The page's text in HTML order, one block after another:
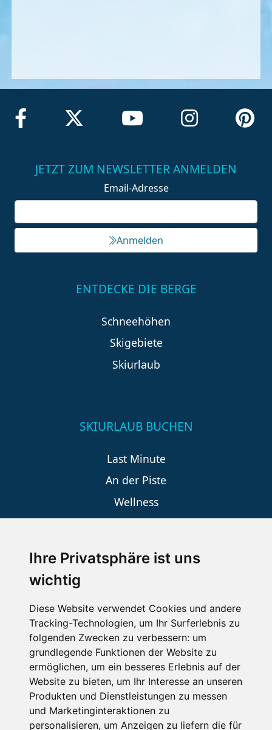
Ihre Privatsphäre ist uns
wichtig
Diese Website verwendet Cookies und andere
Tracking-Technologien, um Ihr Surferlebnis zu
folgenden Zwecken zu verbessern: um
grundlegende Funktionen der Website zu
ermöglichen, um ein besseres Erlebnis auf der
Website zu bieten, um Ihr Interesse an unseren
Produkten und Dienstleistungen zu messen
und Marketinginteraktionen zu
personalisieren, um Anzeigen zu liefern die für
JETZT ZUM NEWSLETTER ANMELDEN
Email-Adresse
Anmelden
ENTDECKE DIE BERGE
Schneehöhen
Skigebiete
Skiurlaub
SKIURLAUB BUCHEN
Last Minute
An der Piste
Wellness
SCHNEEHÖHEN SKI APP
Die Schneehoehen Ski APP für iOS und Android - Ein
Muss für alle Wintersportler und Schneefreaks!